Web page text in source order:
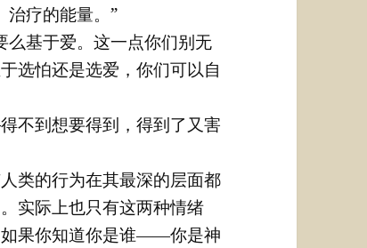
治疗的能量。”
么基于爱。这一点你们别无
选怕还是选爱，你们可以自
不到想要得到，得到了又害
类的行为在其最深的层面都
实际上也只有这两种情绪
果你知道你是谁――你是神